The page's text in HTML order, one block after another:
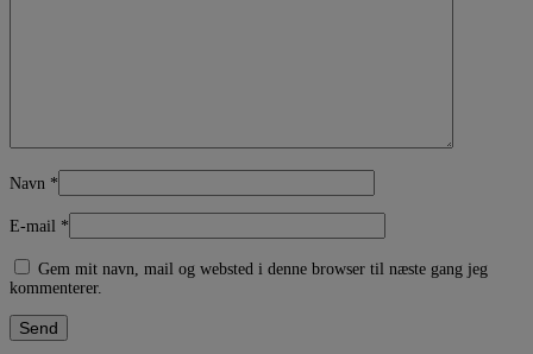
Navn *
E-mail *
Gem mit navn, mail og websted i denne browser til næste gang jeg
kommenterer.